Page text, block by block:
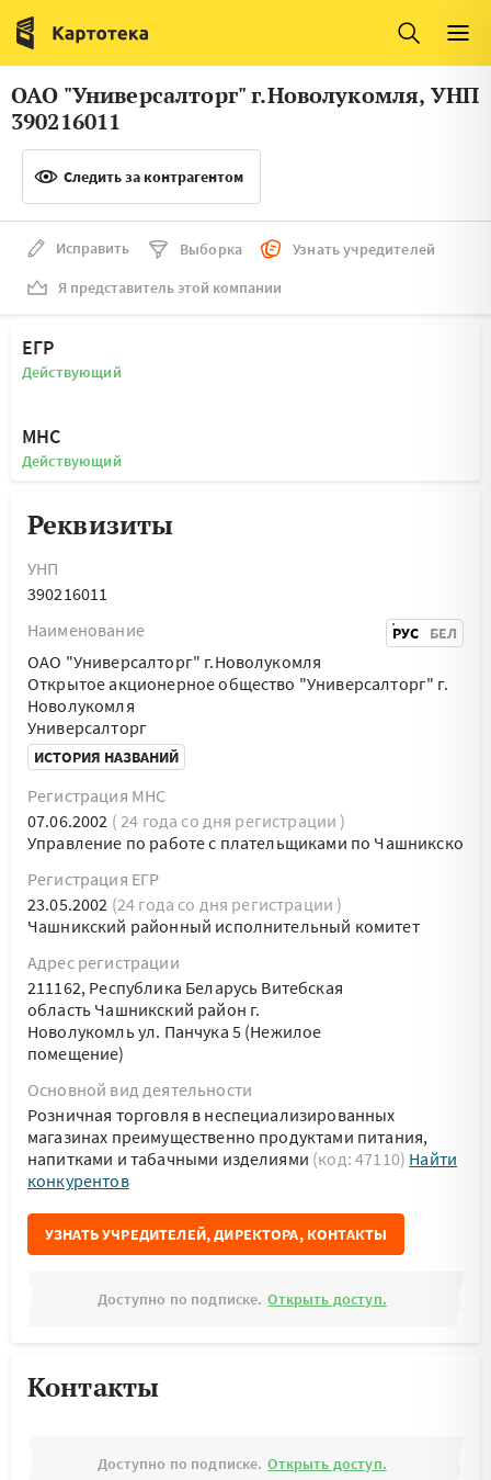
Италия
Люксембург
Литва
Латвия
Словения
Франция
Финляндия
Швеция
Мальта
ОАО "Универсалторг" г.Новолукомля, УНП
390216011
Следить за контрагентом
Исправить Выборка
Узнать учредителей
Я представитель этой компании
ЕГР
Действующий
МНС
Действующий
Реквизиты
УНП
390216011
Наименование
РУС БЕЛ
ОАО "Универсалторг" г.Новолукомля
Открытое акционерное общество "Универсалторг" г.
Новолукомля
Универсалторг
ИСТОРИЯ НАЗВАНИЙ
Регистрация МНС
07.06.2002 ( 24 года со дня регистрации )
Управление по работе с плательщиками по Чашникско
Регистрация ЕГР
23.05.2002 (24 года со дня регистрации )
Чашникский районный исполнительный комитет
Адрес регистрации
211162, Республика Беларусь Витебская
область Чашникский район г.
Новолукомль ул. Панчука 5 (Нежилое
помещение)
Основной вид деятельности
Розничная торговля в неспециализированных
магазинах преимущественно продуктами питания,
напитками и табачными изделиями (код: 47110) Найти
конкурентов
УЗНАТЬ УЧРЕДИТЕЛЕЙ, ДИРЕКТОРА, КОНТАКТЫ
Доступно по подписке. Открыть доступ.
Контакты
Доступно по подписке. Открыть доступ.